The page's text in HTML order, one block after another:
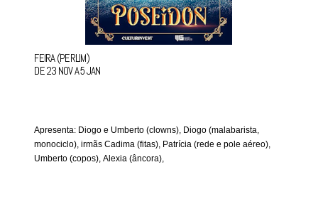
FEIRA (PERLIM)
DE 23 NOV A 5 JAN
Apresenta: Diogo e Umberto (clowns), Diogo (malabarista,
monociclo), irmãs Cadima (fitas), Patrícia (rede e pole aéreo),
Umberto (copos), Alexia (âncora),